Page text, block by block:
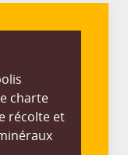
charte
récolte et